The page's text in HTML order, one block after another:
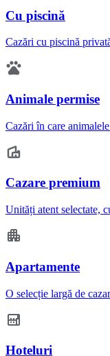
Cu piscină
Cazări cu piscină
Animale permise
Cazări în care
Cazare premium
Unități atent selectate,
Apartamente
O selecție largă de
Hoteluri